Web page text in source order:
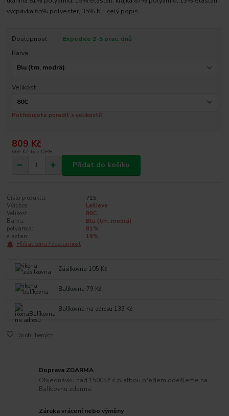
vycpávka 65% polyester, 35% b... celý popis
Dostupnost
Expedice 2-5 prac. dnů
Barva
Velikost
Potřebujete poradit s velikostí?
809 Kč
669 Kč bez DPH
Přidat do košíku
Číslo produktu:
715
Výrobce:
Leilieve
Velikost:
80C
Barva:
Blu (tm. modrá)
polyamid:
81%
elastan:
19%
Hlídat cenu / dostupnost
Zásilkovna 105 Kč
Balíkovna 79 Kč
Balíkovna na adresu 139 Kč
Do oblíbených
Doprava ZDARMA
Objednávku nad 1500Kč s platbou předem odešleme na
Balíkovnu zdarma.
Záruka vrácení nebo výměny